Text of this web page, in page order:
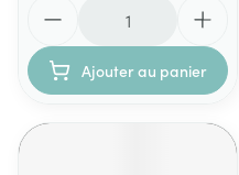
Ajouter au panier